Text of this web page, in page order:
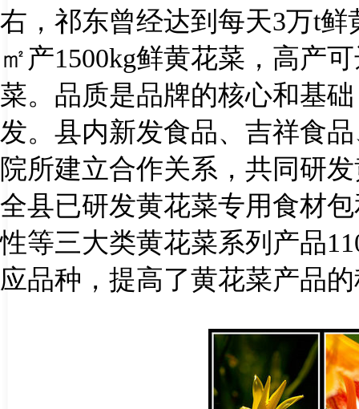
右，祁东曾经达到每天3万t鲜
㎡产1500kg鲜黄花菜，高产
菜。品质是品牌的核心和基
发。县内新发食品、吉祥食
院所建立合作关系，共同研
全县已研发黄花菜专用食材
性等三大类黄花菜系列产品
应品种，提高了黄花菜产品